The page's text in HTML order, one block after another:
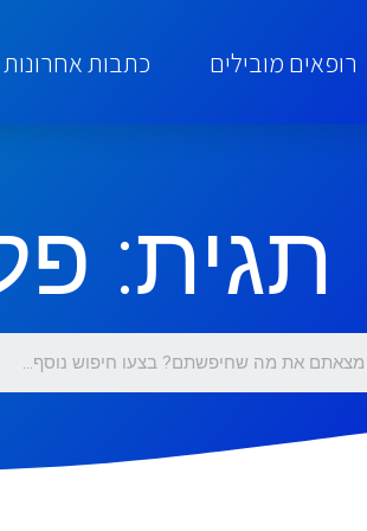
רופאים מובילים כתבות אחרונות
תגית: